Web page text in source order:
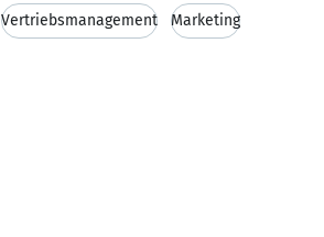
Vertriebsmanagement Marketing